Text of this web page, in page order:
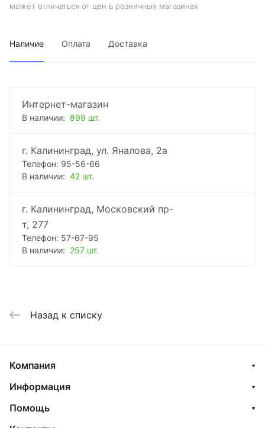
может отличаться от цен в розничных магазинах
Наличие Оплата Доставка
Интернет-магазин
В наличии: 899 шт.
г. Калининград, ул. Яналова, 2а
Телефон: 95-56-66
В наличии: 42 шт.
г. Калининград, Московский пр-
т, 277
Телефон: 57-67-95
В наличии: 257 шт.
Назад к списку
Компания
Информация
Помощь